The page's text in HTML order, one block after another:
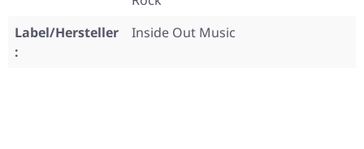
Label/Hersteller
:
Inside Out Music